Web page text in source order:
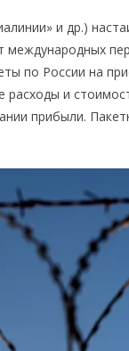
и др.)
международных
по России на
и
прибыли.